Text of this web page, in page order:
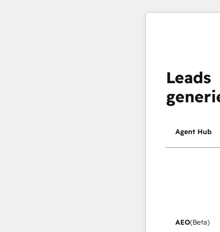
Leads
Agent Hub
AEO(Beta)